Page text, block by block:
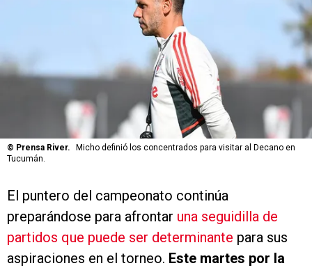
© Prensa River.
Micho definió los concentrados para visitar al Decano en
Tucumán.
El puntero del campeonato continúa
preparándose para afrontar una seguidilla de
partidos que puede ser determinante para sus
aspiraciones en el torneo. Este martes por la